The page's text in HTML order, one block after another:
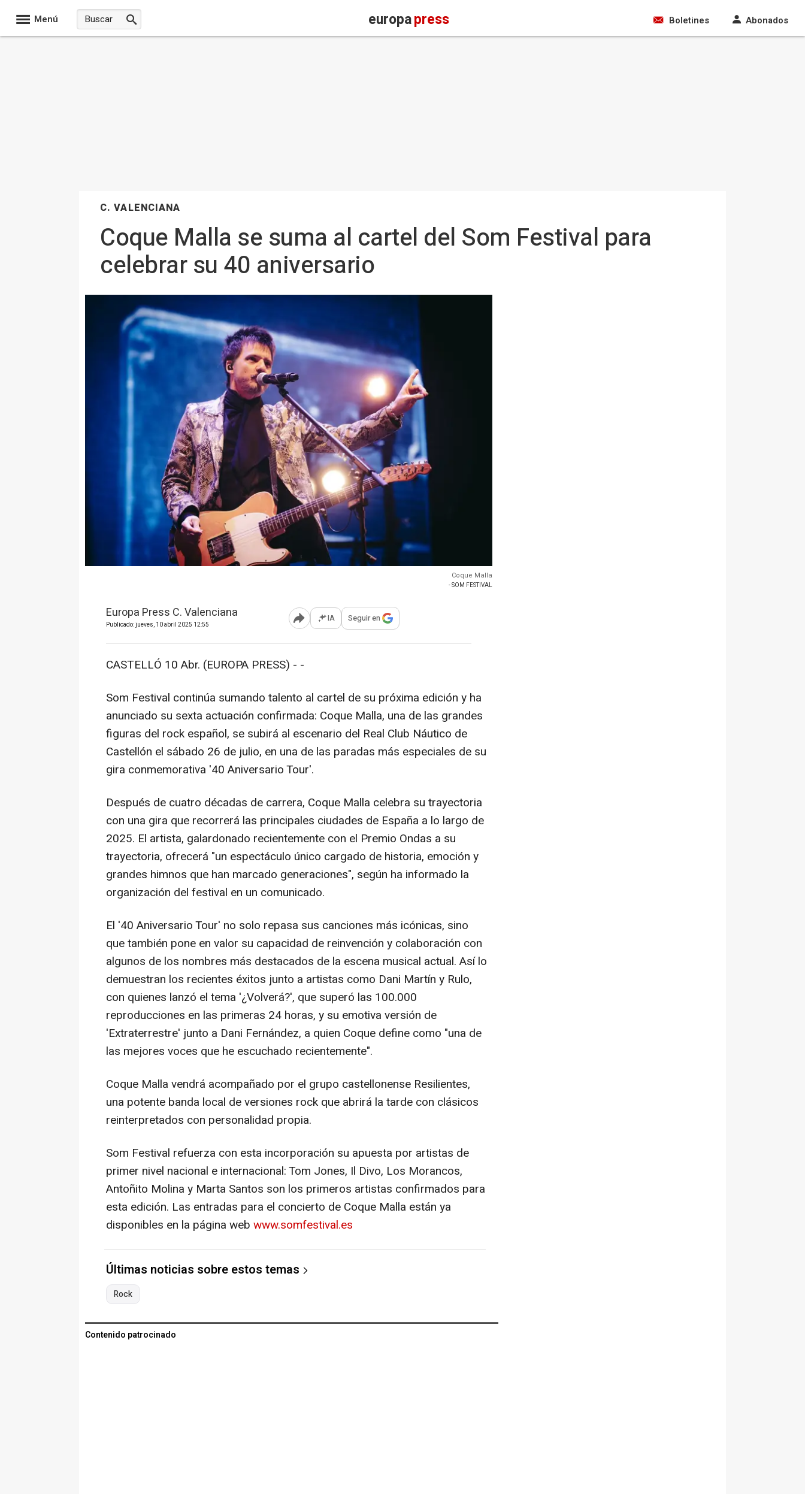
Menú europapress Boletines Abonados
C. VALENCIANA
Coque Malla se suma al cartel del Som Festival para
celebrar su 40 aniversario
Coque Malla
- SOM FESTIVAL
Europa Press C. Valenciana
Publicado: jueves, 10 abril 2025 12:55 Abrir opciones para compartir
IA Seguir en
CASTELLÓ 10 Abr. (EUROPA PRESS) - -
Som Festival continúa sumando talento al cartel de su próxima edición y ha
anunciado su sexta actuación confirmada: Coque Malla, una de las grandes
figuras del rock español, se subirá al escenario del Real Club Náutico de
Castellón el sábado 26 de julio, en una de las paradas más especiales de su
gira conmemorativa '40 Aniversario Tour'.
Después de cuatro décadas de carrera, Coque Malla celebra su trayectoria
con una gira que recorrerá las principales ciudades de España a lo largo de
2025. El artista, galardonado recientemente con el Premio Ondas a su
trayectoria, ofrecerá "un espectáculo único cargado de historia, emoción y
grandes himnos que han marcado generaciones", según ha informado la
organización del festival en un comunicado.
El '40 Aniversario Tour' no solo repasa sus canciones más icónicas, sino
que también pone en valor su capacidad de reinvención y colaboración con
algunos de los nombres más destacados de la escena musical actual. Así lo
demuestran los recientes éxitos junto a artistas como Dani Martín y Rulo,
con quienes lanzó el tema '¿Volverá?', que superó las 100.000
reproducciones en las primeras 24 horas, y su emotiva versión de
'Extraterrestre' junto a Dani Fernández, a quien Coque define como "una de
las mejores voces que he escuchado recientemente".
Coque Malla vendrá acompañado por el grupo castellonense Resilientes,
una potente banda local de versiones rock que abrirá la tarde con clásicos
reinterpretados con personalidad propia.
Som Festival refuerza con esta incorporación su apuesta por artistas de
primer nivel nacional e internacional: Tom Jones, Il Divo, Los Morancos,
Antoñito Molina y Marta Santos son los primeros artistas confirmados para
esta edición. Las entradas para el concierto de Coque Malla están ya
disponibles en la página web www.somfestival.es
Últimas noticias sobre estos temas
Rock
Contenido patrocinado